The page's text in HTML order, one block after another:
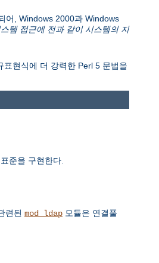
어, Windows 2000과 Windows
템 접근에 전과 같이 시스템의 지
현식에 더 강력한 Perl 5 문법을
준을 구현한다.
련된 mod_ldap 모듈은 연결풀